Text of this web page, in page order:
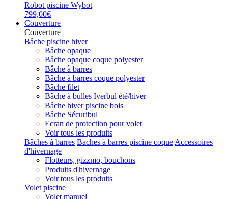
Robot piscine Wybot
799,00€
Couverture
Couverture
Bâche piscine hiver
Bâche opaque
Bâche opaque coque polyester
Bâche à barres
Bâche à barres coque polyester
Bâche filet
Bâche à bulles Iverbul été/hiver
Bâche hiver piscine bois
Bâche Sécuribul
Ecran de protection pour volet
Voir tous les produits
Bâches à barres Baches à barres piscine coque Accessoires
d'hivernage
Flotteurs, gizzmo, bouchons
Produits d'hivernage
Voir tous les produits
Volet piscine
Volet manuel